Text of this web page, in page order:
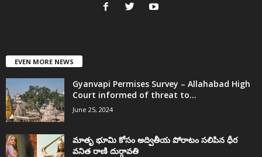
EVEN MORE NEWS
Gyanvapi Permises Survey – Allahabad High
Court informed of threat to...
June 25, 2024
మాతృ భూమి కోసం అద్వితీయ పోరాటం సలిపిన ధీర
వనిత రాణి దుర్గావతి